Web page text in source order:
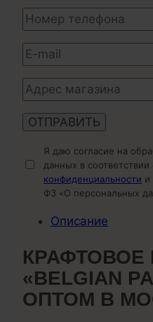
Я даю согласие на
данных в соответствии
конфиденциальности и
ФЗ «О персональных
Описание
КРАФТОВОЕ
«BELGIAN
ОПТОМ В